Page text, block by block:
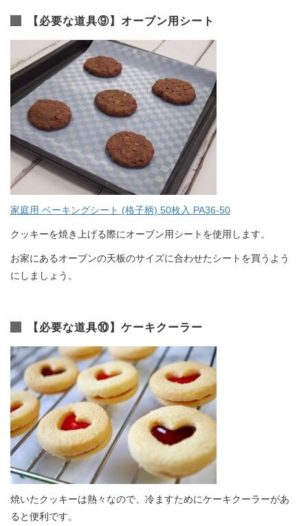
【必要な道具⑨】オーブン用シート
家庭用 ベーキングシート (格子柄) 50枚入 PA36-50
クッキーを焼き上げる際にオーブン用シートを使用します。
お家にあるオーブンの天板のサイズに合わせたシートを買うよう
にしましょう。
【必要な道具⑩】ケーキクーラー
焼いたクッキーは熱々なので、冷ますためにケーキクーラーがあ
ると便利です。